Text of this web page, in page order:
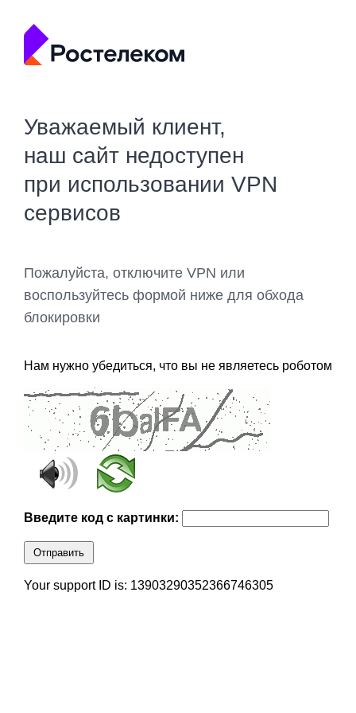
Уважаемый клиент,
наш сайт недоступен
при использовании VPN
сервисов
Пожалуйста, отключите VPN или
воспользуйтесь формой ниже для обхода
блокировки
Нам нужно убедиться, что вы не являетесь роботом
Введите код с картинки:
Отправить
Your support ID is: 13903290352366746305